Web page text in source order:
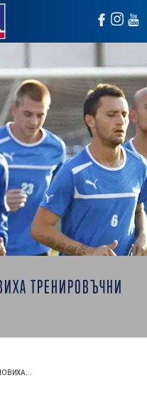
ТРЕНИРОВЪЧНИ